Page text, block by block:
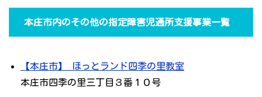
本庄市内のその他の指定障害児通所支援事業一覧
【本庄市】 ほっとランド四季の里教室
本庄市四季の里三丁目３番１０号